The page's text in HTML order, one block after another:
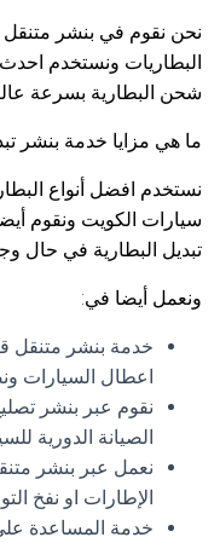
نحن نقوم في بنشر متنقل
البطاريات ونستخدم احدث
شحن البطارية بسرعة
ما هي مزايا خدمة بنشر
نستخدم افضل أنواع
سيارات الكويت ونقوم
تبديل البطارية في حال
ونعمل أيضا في:
خدمة بنشر متنقل
اعطال السيارات
نقوم عبر بنشر
الصيانة الدورية
نعمل عبر بنشر
الإطارات او نفخ
خدمة المساعدة